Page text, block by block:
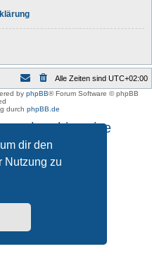
dir den
Nutzung zu
Alle Zeiten sind UTC+02:00
by phpBB® Forum Software © phpBB
durch phpBB.de